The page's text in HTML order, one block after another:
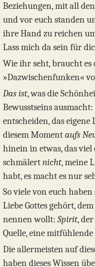
Beziehungen, mit all
und vor euch standen
ihre Hand zu reichen
Lass mich da sein für
Wie ihr seht, braucht
»Dazwischenfunken«
Das ist, was die
Bewusstseins
entscheiden, das
diesem Momentaufs
hinein in etwas, das viel
schmälert nicht, meine
habt, es macht es nur
So viele von euch
Liebe Gottes gehört, dem
nennen wollt: Spirit,
Quelle, eine
Die allermeisten auf
haben dieses Wissen